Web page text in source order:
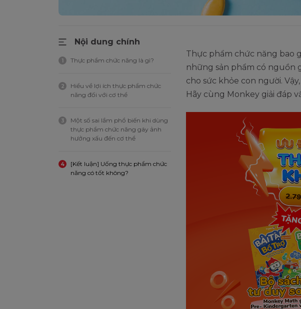
Nội dung chính
1 Thực phẩm chức năng là gì?
2
Hiểu về lợi ích thực phẩm chức
năng đối với cơ thể
3
Một số sai lầm phổ biến khi dùng
thực phẩm chức năng gây ảnh
hưởng xấu đến cơ thể
4
[Kết luận] Uống thực phẩm chức
năng có tốt không?
Thực phẩm chức năng bao
những sản phẩm có nguồn
cho sức khỏe con người. Vậy,
Hãy cùng Monkey giải đáp